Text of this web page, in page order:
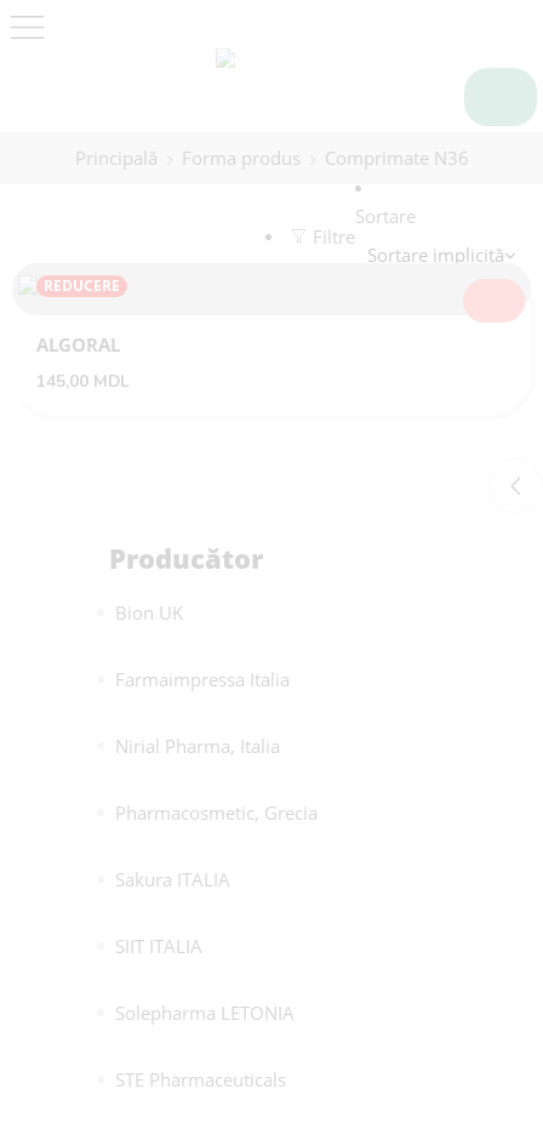
Principală Forma produs Comprimate N36
Filtre
Sortare
REDUCERE
ALGORAL
145,00 MDL
Producător
Bion UK
Farmaimpressa Italia
Nirial Pharma, Italia
Pharmacosmetic, Grecia
Sakura ITALIA
SIIT ITALIA
Solepharma LETONIA
STE Pharmaceuticals